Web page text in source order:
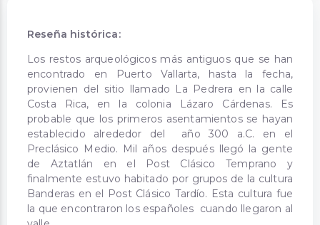
Reseña histórica:
Los restos arqueológicos más antiguos que se han
encontrado en Puerto Vallarta, hasta la fecha,
provienen del sitio llamado La Pedrera en la calle
Costa Rica, en la colonia Lázaro Cárdenas. Es
probable que los primeros asentamientos se hayan
establecido alrededor del año 300 a.C. en el
Preclásico Medio. Mil años después llegó la gente
de Aztatlán en el Post Clásico Temprano y
finalmente estuvo habitado por grupos de la cultura
Banderas en el Post Clásico Tardío. Esta cultura fue
la que encontraron los españoles cuando llegaron al